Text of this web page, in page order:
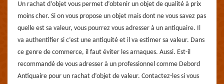
Un rachat d’objet vous permet d’obtenir un objet de qualité à prix
moins cher. Si on vous propose un objet mais dont ne vous savez pas
quelle est sa valeur, vous pourrez vous adresser à un antiquaire. Il
va authentifier si c’est une antiquité et il va estimer sa valeur. Dans
ce genre de commerce, il faut éviter les arnaques. Aussi. Est-il
recommandé de vous adresser à un professionnel comme Debord
Antiquaire pour un rachat d’objet de valeur. Contactez-les si vous